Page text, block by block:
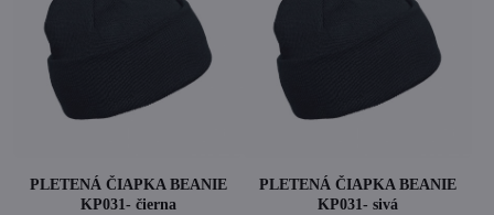
PLETENÁ ČIAPKA BEANIE
KP031- čierna
PLETENÁ ČIAPKA BEANIE
KP031- sivá